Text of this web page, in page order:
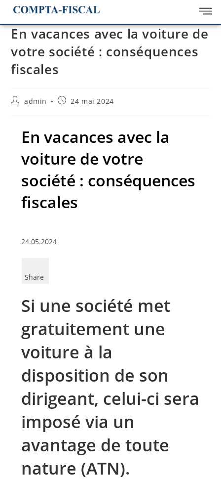
En vacances avec la voiture de
votre société : conséquences
fiscales
admin 24 mai 2024
En vacances avec la
voiture de votre
société : conséquences
fiscales
24.05.2024
Share
Si une société met
gratuitement une
voiture à la
disposition de son
dirigeant, celui-ci sera
imposé via un
avantage de toute
nature (ATN).